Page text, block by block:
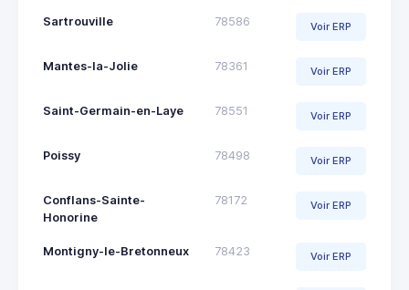
Sartrouville 78586 Voir ERP
Mantes-la-Jolie 78361 Voir ERP
Saint-Germain-en-Laye 78551 Voir ERP
Poissy 78498 Voir ERP
Conflans-Sainte-
Honorine
78172 Voir ERP
Montigny-le-Bretonneux 78423 Voir ERP